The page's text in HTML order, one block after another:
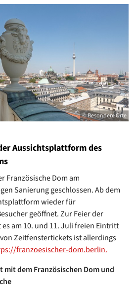
© Besondere Orte
Aussichtsplattform des
Französische Dom am
Sanierung geschlossen. Ab dem
wieder für
geöffnet. Zur Feier der
am 10. und 11. Juli freien Eintritt
Zeitfenstertickets ist allerdings
franzoesischer-dom.berlin.
mit dem Französischen Dom und